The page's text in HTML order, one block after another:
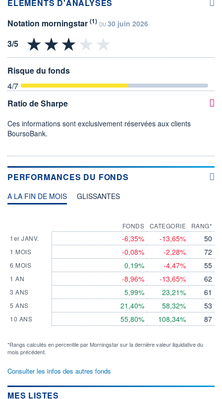
ÉLÉMENTS D'ANALYSES
Notation morningstar (1) DU 30 juin 2026
Risque du fonds
4/7
Ratio de Sharpe
Ces informations sont exclusivement réservées aux clients
BoursoBank.
PERFORMANCES DU FONDS
A LA FIN DE MOIS GLISSANTES
1er JANV.
1 MOIS
6 MOIS
1 AN
3 ANS
5 ANS
10 ANS
FONDS
-6,35%
-0,08%
0,19%
-8,96%
5,99%
21,40%
55,80%
CATEGORIE
-13,65%
-2,28%
-4,47%
-13,65%
23,21%
58,32%
108,34%
RANG*
50
72
55
62
61
53
87
*Rangs calculés en percentile par Morningstar sur la dernière valeur liquidative du
mois précédent.
Consulter les infos des autres fonds
MES LISTES